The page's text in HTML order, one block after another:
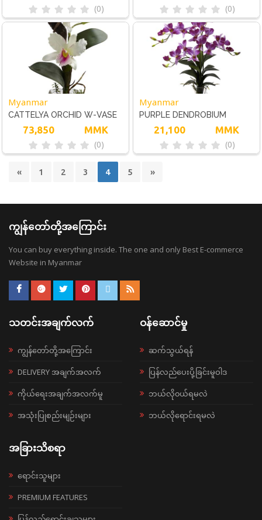
(0) (0)
Myanmar
CATTELYA ORCHID W-VASE
73,850 MMK
(0)
Myanmar
PURPLE DENDROBIUM
ORCHID
21,100 MMK
(0)
« 1 2 3 4 5 »
ကျွန်တော်တို့အကြောင်း
You can buy everything inside. The one and only Best E-commerce
Website in Myanmar
သတင်းအချက်လက်
ကျွန်တော်တို့အကြောင်း
DELIVERY အချက်အလက်
ကိုယ်ရေးအချက်အလက်မူ
အသုံးပြုစည်းမျဉ်းများ
ဝန်ဆောင်မှု
ဆက်သွယ်ရန်
ပြန်လည်ပေးပို့ခြင်းမူဝါဒ
ဘယ်လို၀ယ်ရမလဲ
ဘယ်လိုရောင်းရမလဲ
အခြားသိစရာ
ရောင်းသူများ
PREMIUM FEATURES